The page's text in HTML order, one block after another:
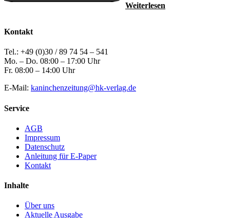
Weiterlesen
Kontakt
Tel.: +49 (0)30 / 89 74 54 – 541
Mo. – Do. 08:00 – 17:00 Uhr
Fr. 08:00 – 14:00 Uhr
E-Mail: kaninchenzeitung@hk-verlag.de
Service
AGB
Impressum
Datenschutz
Anleitung für E-Paper
Kontakt
Inhalte
Über uns
Aktuelle Ausgabe